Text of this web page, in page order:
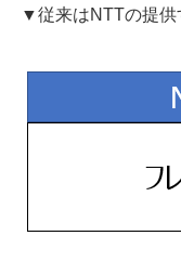
▼従来はNTTの提供